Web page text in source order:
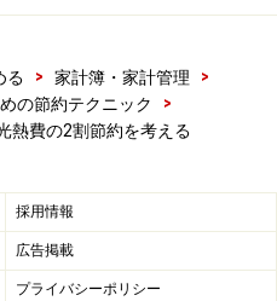
「水の上手な使い方」
最新の内容をご確認くださ
はありません。
判断はご自身の責任において
ては十分に配慮しております
なく、これに基づく損失・損害
る > 家計簿・家計管理
>
の節約テクニック
>
熱費の2割節約を考える
採用情報
広告掲載
プライバシーポリシー